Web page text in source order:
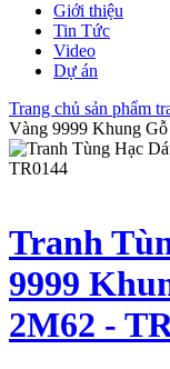
Giới thiệu
Tin Tức
Video
Dự án
Trang chủ sản phẩm
Vàng 9999 Khung
Tranh
9999
2M62 -